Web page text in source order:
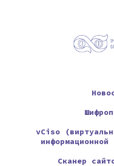
vCiso
информационной
Сканер